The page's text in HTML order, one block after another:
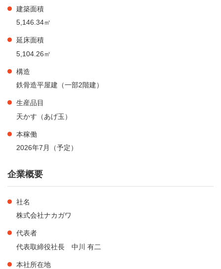
建築面積
5,146.34㎡
延床面積
5,104.26㎡
構造
鉄骨造平屋建（一部2階建）
生産品目
天かす（あげ玉）
本稼働
2026年7月（予定）
企業概要
社名
株式会社ナカガワ
代表者
代表取締役社長 中川 有二
本社所在地